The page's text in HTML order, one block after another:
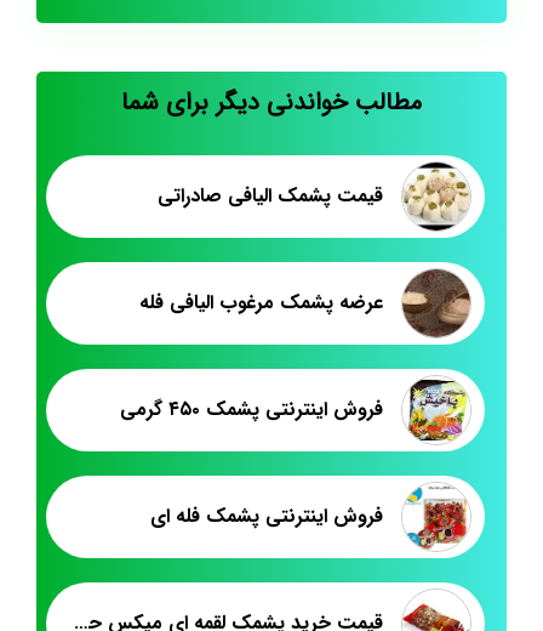
مطالب خواندنی دیگر برای شما
قیمت پشمک الیافی صادراتی
عرضه پشمک مرغوب الیافی فله
فروش اینترنتی پشمک ۴۵۰ گرمی
فروش اینترنتی پشمک فله ای
قیمت خرید پشمک لقمه ای میکس حاج عبدالله